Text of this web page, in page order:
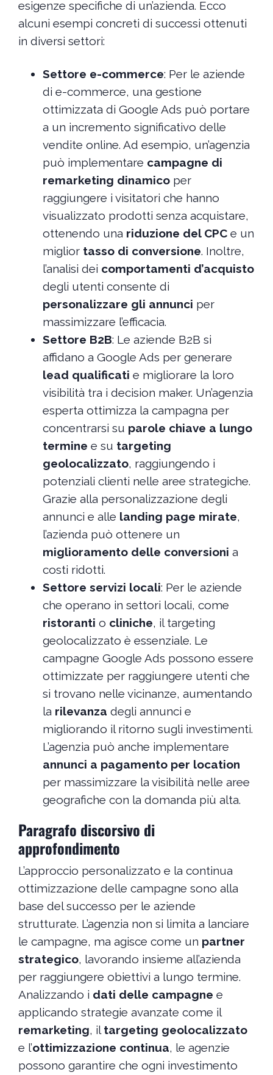
esigenze specifiche di un’azienda. Ecco
alcuni esempi concreti di successi ottenuti
in diversi settori:
Settore e-commerce: Per le aziende
di e-commerce, una gestione
ottimizzata di Google Ads può portare
a un incremento significativo delle
vendite online. Ad esempio, un’agenzia
può implementare campagne di
remarketing dinamicoper
raggiungere i visitatori che hanno
visualizzato prodotti senza acquistare,
ottenendo una riduzione del CPCe un
miglior tasso di conversione. Inoltre,
l’analisi dei comportamenti d’acquisto
degli utenti consente di
personalizzare gli annunci per
massimizzare l’efficacia.
Settore B2B: Le aziende B2B si
affidano a Google Ads per generare
lead qualificati e migliorare la loro
visibilità tra i decision maker. Un’agenzia
esperta ottimizza la campagna per
concentrarsi su parole chiave a lungo
termine e su targeting
geolocalizzato, raggiungendo i
potenziali clienti nelle aree strategiche.
Grazie alla personalizzazione degli
annunci e alle landing page mirate,
l’azienda può ottenere un
miglioramento delle conversioni a
costi ridotti.
Settore servizi locali: Per le aziende
che operano in settori locali, come
ristoranti o cliniche, il targeting
geolocalizzato è essenziale. Le
campagne Google Ads possono essere
ottimizzate per raggiungere utenti che
si trovano nelle vicinanze, aumentando
la rilevanza degli annunci e
migliorando il ritorno sugli investimenti.
L’agenzia può anche implementare
annunci a pagamento per location
per massimizzare la visibilità nelle aree
geografiche con la domanda più alta.
Paragrafo discorsivo di
approfondimento
L’approccio personalizzato e la continua
ottimizzazione delle campagne sono alla
base del successo per le aziende
strutturate. L’agenzia non si limita a lanciare
le campagne, ma agisce come un partner
strategico, lavorando insieme all’azienda
per raggiungere obiettivi a lungo termine.
Analizzando i dati delle campagne e
applicando strategie avanzate come il
remarketing, il targeting geolocalizzato
e l’ottimizzazione continua, le agenzie
possono garantire che ogni investimento